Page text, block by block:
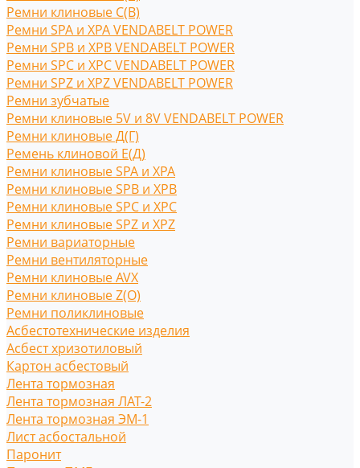
Ремни клиновые С(B)
Ремни SPA и XPA VENDABELT POWER
Ремни SPB и XPB VENDABELT POWER
Ремни SPC и XPC VENDABELT POWER
Ремни SPZ и XPZ VENDABELT POWER
Ремни зубчатые
Ремни клиновые 5V и 8V VENDABELT POWER
Ремни клиновые Д(Г)
Ремень клиновой Е(Д)
Ремни клиновые SPA и XPA
Ремни клиновые SPB и XPB
Ремни клиновые SPC и XPC
Ремни клиновые SPZ и XPZ
Ремни вариаторные
Ремни вентиляторные
Ремни клиновые AVX
Ремни клиновые Z(O)
Ремни поликлиновые
Асбестотехнические изделия
Асбест хризотиловый
Картон асбестовый
Лента тормозная
Лента тормозная ЛАТ-2
Лента тормозная ЭМ-1
Лист асбостальной
Паронит